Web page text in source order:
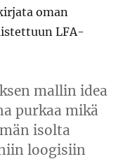
oman
LFA-
mallin idea
purkaa mikä
isolta
loogisiin